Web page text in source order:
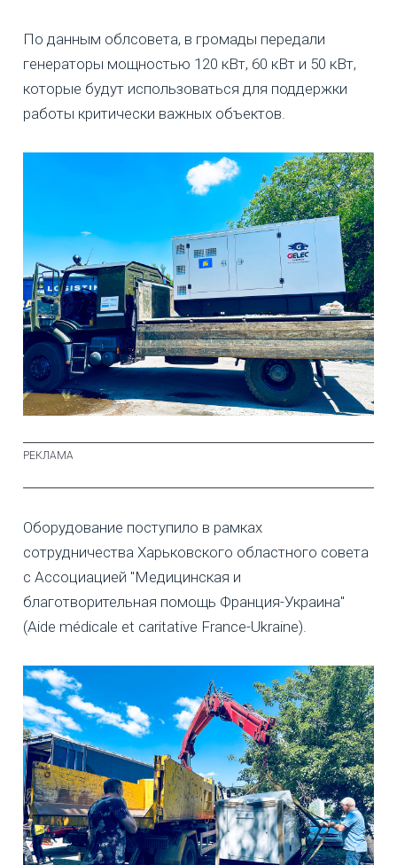
По данным облсовета, в громады передали
генераторы мощностью 120 кВт, 60 кВт и 50 кВт,
которые будут использоваться для поддержки
работы критически важных объектов.
Оборудование поступило в рамках
сотрудничества Харьковского областного совета
с Ассоциацией "Медицинская и
благотворительная помощь Франция-Украина"
(Aide médicale et caritative France-Ukraine).